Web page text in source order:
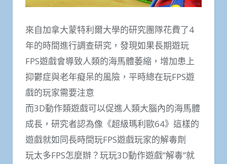
來自加拿大蒙特利爾大學的研究團隊花費了4
年的時間進行調查研究，發現如果長期遊玩
FPS遊戲會導致人類的海馬體萎縮，增加患上
抑鬱症與老年癡呆的風險，平時總在玩FPS遊
戲的玩家需要注意
而3D動作類遊戲可以促進人類大腦內的海馬體
成長，研究者認為像《超級瑪利歐64》這樣的
遊戲就如同長時間玩FPS遊戲玩家的解毒劑
玩太多FPS怎麼辦？玩玩3D動作遊戲”解毒”就